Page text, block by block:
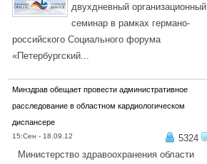
двухдневный организационный
семинар в рамках германо-
российского Социального форума
«Петербургский...
Минздрав обещает провести административное
расследование в областном кардиологическом
диспансере
15:Сен - 18.09.12 5324
Министерство здравоохранения области